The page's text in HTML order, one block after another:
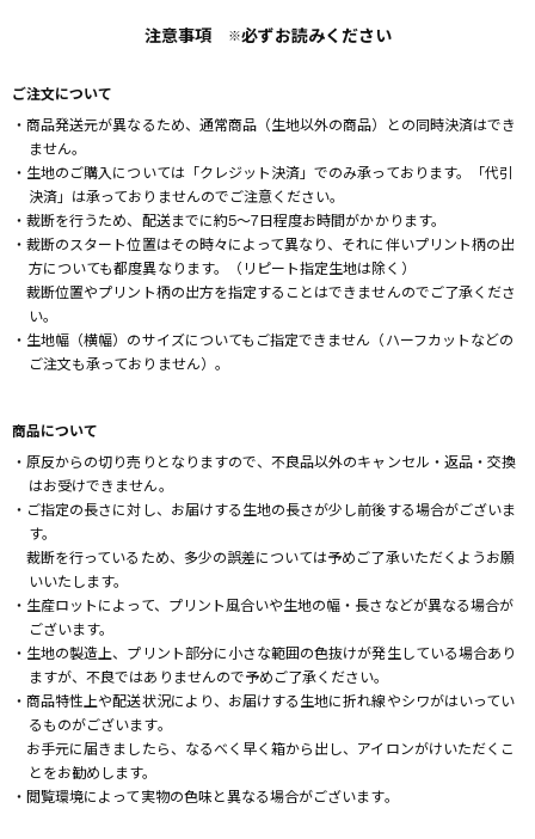
注意事項 ※必ずお読みください
ご注文について
・商品発送元が異なるため、通常商品（生地以外の商品）との同時決済はでき
ません。
・生地のご購入については「クレジット決済」でのみ承っております。「代引
決済」は承っておりませんのでご注意ください。
・裁断を行うため、配送までに約5～7日程度お時間がかかります。
・裁断のスタート位置はその時々によって異なり、それに伴いプリント柄の出
方についても都度異なります。（リピート指定生地は除く）
裁断位置やプリント柄の出方を指定することはできませんのでご了承くださ
い。
・生地幅（横幅）のサイズについてもご指定できません（ハーフカットなどの
ご注文も承っておりません）。
商品について
・原反からの切り売りとなりますので、不良品以外のキャンセル・返品・交換
はお受けできません。
・ご指定の長さに対し、お届けする生地の長さが少し前後する場合がございま
す。
裁断を行っているため、多少の誤差については予めご了承いただくようお願
いいたします。
・生産ロットによって、プリント風合いや生地の幅・長さなどが異なる場合が
ございます。
・生地の製造上、プリント部分に小さな範囲の色抜けが発生している場合あり
ますが、不良ではありませんので予めご了承ください。
・商品特性上や配送状況により、お届けする生地に折れ線やシワがはいってい
るものがございます。
お手元に届きましたら、なるべく早く箱から出し、アイロンがけいただくこ
とをお勧めします。
・閲覧環境によって実物の色味と異なる場合がございます。